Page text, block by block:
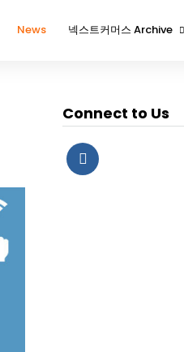
News 넥스트커머스 Archive
2023년을 함께 해 주신 분들
2023넥스트커머스 갤러리
2022년을 함께 해 주신 분들
Connect to Us